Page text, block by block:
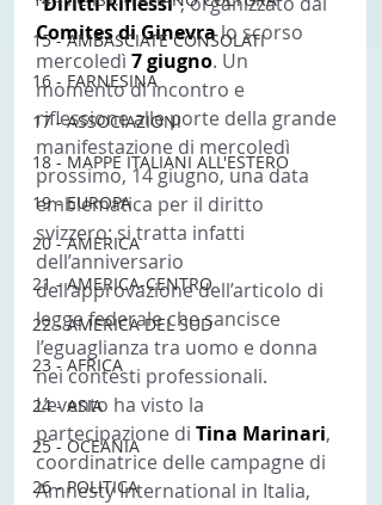
15 - AMBASCIATE CONSOLATI
16 - FARNESINA
17 - ASSOCIAZIONI
18 - MAPPE ITALIANI ALL'ESTERO
19 - EUROPA
20 - AMERICA
21 - AMERICA-CENTRO
22 - AMERICA DEL SUD
23 - AFRICA
24 - ASIA
25 - OCEANIA
26 - POLITICA
Comites di Ginevra lo scorso
mercoledì 7 giugno. Un
momento di incontro e
riflessione alle porte della grande
manifestazione di mercoledì
prossimo, 14 giugno, una data
emblematica per il diritto
svizzero: si tratta infatti
dell’anniversario
dell’approvazione dell’articolo di
legge federale che sancisce
l’eguaglianza tra uomo e donna
nei contesti professionali.
L’evento ha visto la
partecipazione di Tina Marinari,
coordinatrice delle campagne di
Amnesty International in Italia,